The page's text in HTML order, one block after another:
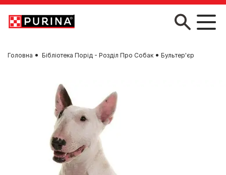
Skip to main content
Головна Бібліотека Порід - Розділ Про Собак Бультер'єр